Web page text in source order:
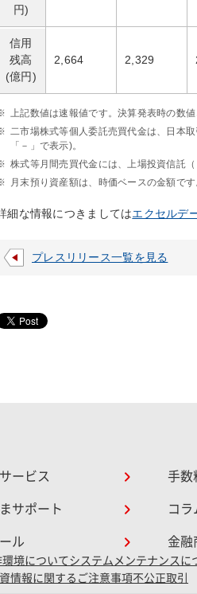
円)
信用
残高
(億円)
2,664 2,329
上記数値は速報値です。決算発表時の数値
二市場株式等個人委託売買代金は、日本
「－」で表示)。
株式等月間売買代金には、上場投資信託
月末預り資産額は、時価ベースの金額で
細な情報につきましてはエクセルデ
プレスリリース一覧を見る
ービス 手数
サポート コラ
ル 金融
境についてシステムメンテナンスに
情報に関するご注意事項不公正取引